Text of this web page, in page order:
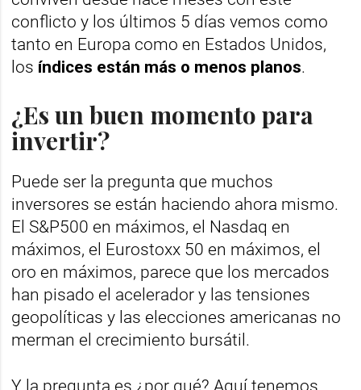
conflicto y los últimos 5 días vemos como
tanto en Europa como en Estados Unidos,
los índices están más o menos planos.
¿Es un buen momento para
invertir?
Puede ser la pregunta que muchos
inversores se están haciendo ahora mismo.
El S&P500 en máximos, el Nasdaq en
máximos, el Eurostoxx 50 en máximos, el
oro en máximos, parece que los mercados
han pisado el acelerador y las tensiones
geopolíticas y las elecciones americanas no
merman el crecimiento bursátil.
Y la pregunta es ¿por qué? Aquí tenemos